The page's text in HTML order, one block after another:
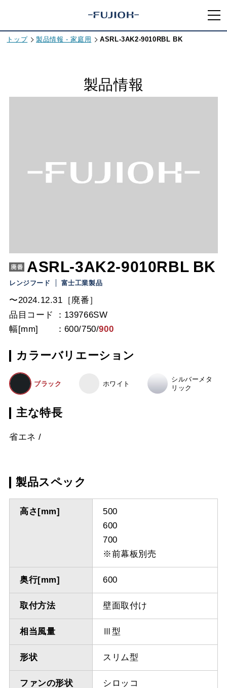
トップ 製品情報 - 家庭用 ASRL-3AK2-9010RBL BK
製品情報
ASRL-3AK2-9010RBL BK
レンジフード 富士工業製品
〜2024.12.31［廃番］
品目コード
139766SW
幅[mm]
600/750/900
カラーバリエーション
ブラック ホワイト
シルバーメタ
リック
主な特長
省エネ
製品スペック
高さ[mm]
500
600
700
※前幕板別売
奥行[mm] 600
取付方法 壁面取付け
相当風量 Ⅲ型
形状 スリム型
ファンの形状 シロッコ